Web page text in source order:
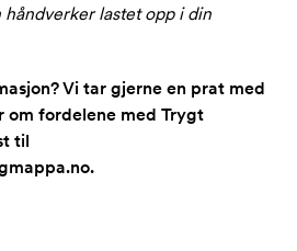
lastet opp i din
Vi tar gjerne en prat med
om fordelene med Trygt
til